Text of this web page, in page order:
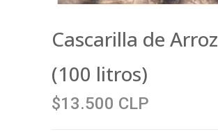
Cascarilla de Arroz
(100 litros)
$13.500 CLP